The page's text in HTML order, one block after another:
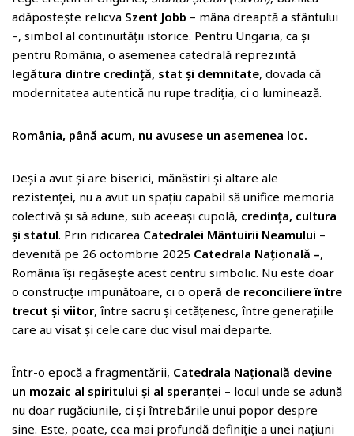
adăpostește relicva Szent Jobb – mâna dreaptă a sfântului
–, simbol al continuității istorice. Pentru Ungaria, ca și
pentru România, o asemenea catedrală reprezintă
legătura dintre credință, stat și demnitate, dovada că
modernitatea autentică nu rupe tradiția, ci o luminează.
România, până acum, nu avusese un asemenea loc.
Deși a avut și are biserici, mănăstiri și altare ale
rezistenței, nu a avut un spațiu capabil să unifice memoria
colectivă și să adune, sub aceeași cupolă, credința, cultura
și statul. Prin ridicarea Catedralei Mântuirii Neamului –
devenită pe 26 octombrie 2025 Catedrala Națională –,
România își regăsește acest centru simbolic. Nu este doar
o construcție impunătoare, ci o operă de reconciliere între
trecut și viitor, între sacru și cetățenesc, între generațiile
care au visat și cele care duc visul mai departe.
Într-o epocă a fragmentării, Catedrala Națională devine
un mozaic al spiritului și al speranței – locul unde se adună
nu doar rugăciunile, ci și întrebările unui popor despre
sine. Este, poate, cea mai profundă definiție a unei națiuni